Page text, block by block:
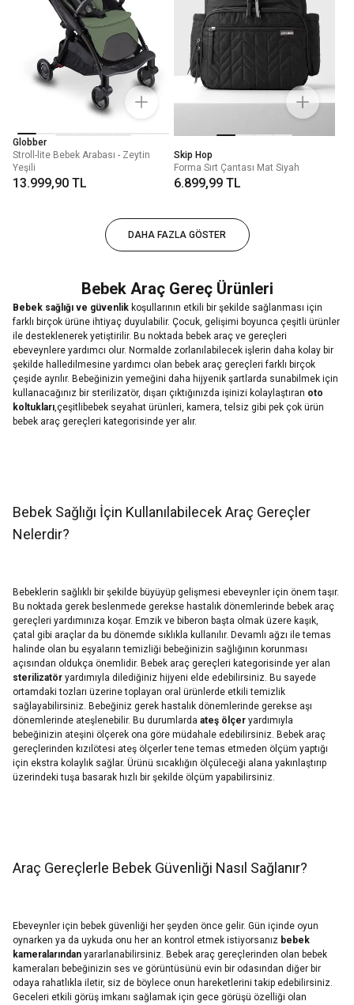
Globber
Stroll-lite Bebek Arabası - Zeytin
Yeşili
13.999,90 TL
Skip Hop
Forma Sırt Çantası Mat Siyah
6.899,99 TL
DAHA FAZLA GÖSTER
Bebek Araç Gereç Ürünleri
Bebek sağlığı ve güvenlik koşullarının etkili bir şekilde sağlanması için
farklı birçok ürüne ihtiyaç duyulabilir. Çocuk, gelişimi boyunca çeşitli ürünler
ile desteklenerek yetiştirilir. Bu noktada bebek araç ve gereçleri
ebeveynlere yardımcı olur. Normalde zorlanılabilecek işlerin daha kolay bir
şekilde halledilmesine yardımcı olan bebek araç gereçleri farklı birçok
çeşide ayrılır. Bebeğinizin yemeğini daha hijyenik şartlarda sunabilmek için
kullanacağınız bir sterilizatör, dışarı çıktığınızda işinizi kolaylaştıran oto
koltukları,çeşitlibebek seyahat ürünleri, kamera, telsiz gibi pek çok ürün
bebek araç gereçleri kategorisinde yer alır.
Bebek Sağlığı İçin Kullanılabilecek Araç Gereçler
Nelerdir?
Bebeklerin sağlıklı bir şekilde büyüyüp gelişmesi ebeveynler için önem taşır.
Bu noktada gerek beslenmede gerekse hastalık dönemlerinde bebek araç
gereçleri yardımınıza koşar. Emzik ve biberon başta olmak üzere kaşık,
çatal gibi araçlar da bu dönemde sıklıkla kullanılır. Devamlı ağzı ile temas
halinde olan bu eşyaların temizliği bebeğinizin sağlığının korunması
açısından oldukça önemlidir. Bebek araç gereçleri kategorisinde yer alan
sterilizatör yardımıyla dilediğiniz hijyeni elde edebilirsiniz. Bu sayede
ortamdaki tozları üzerine toplayan oral ürünlerde etkili temizlik
sağlayabilirsiniz. Bebeğiniz gerek hastalık dönemlerinde gerekse aşı
dönemlerinde ateşlenebilir. Bu durumlarda ateş ölçer yardımıyla
bebeğinizin ateşini ölçerek ona göre müdahale edebilirsiniz. Bebek araç
gereçlerinden kızılötesi ateş ölçerler tene temas etmeden ölçüm yaptığı
için ekstra kolaylık sağlar. Ürünü sıcaklığın ölçüleceği alana yakınlaştırıp
üzerindeki tuşa basarak hızlı bir şekilde ölçüm yapabilirsiniz.
Araç Gereçlerle Bebek Güvenliği Nasıl Sağlanır?
Ebeveynler için bebek güvenliği her şeyden önce gelir. Gün içinde oyun
oynarken ya da uykuda onu her an kontrol etmek istiyorsanız bebek
kameralarından yararlanabilirsiniz. Bebek araç gereçlerinden olan bebek
kameraları bebeğinizin ses ve görüntüsünü evin bir odasından diğer bir
odaya rahatlıkla iletir, siz de böylece onun hareketlerini takip edebilirsiniz.
Geceleri etkili görüş imkanı sağlamak için gece görüşü özelliği olan